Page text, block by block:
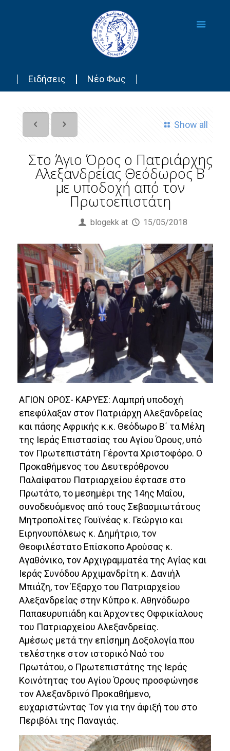
Ειδήσεις Νέο Φως
Show all
Στο Άγιο Όρος ο Πατριάρχης
Αλεξανδρείας Θεόδωρος Β΄
με υποδοχή από τον
Πρωτοεπιστάτη
blogekk at 15/05/2018
ΑΓΙΟΝ ΟΡΟΣ- ΚΑΡΥΕΣ: Λαμπρή υποδοχή
επεφύλαξαν στον Πατριάρχη Αλεξανδρείας
και πάσης Αφρικής κ.κ. Θεόδωρο Β΄ τα Μέλη
της Ιεράς Επιστασίας του Αγίου Όρους, υπό
τον Πρωτεπιστάτη Γέροντα Χριστοφόρο. Ο
Προκαθήμενος του Δευτερόθρονου
Παλαίφατου Πατριαρχείου έφτασε στο
Πρωτάτο, το μεσημέρι της 14ης Μαΐου,
συνοδευόμενος από τους Σεβασμιωτάτους
Μητροπολίτες Γουϊνέας κ. Γεώργιο και
Ειρηνουπόλεως κ. Δημήτριο, τον
Θεοφιλέστατο Επίσκοπο Αρούσας κ.
Αγαθόνικο, τον Αρχιγραμματέα της Αγίας και
Ιεράς Συνόδου Αρχιμανδρίτη κ. Δανιήλ
Μπιάζη, τον Έξαρχο του Πατριαρχείου
Αλεξανδρείας στην Κύπρο κ. Αθηνόδωρο
Παπαευρυπιάδη και Άρχοντες Οφφικίαλους
του Πατριαρχείου Αλεξανδρείας.
Αμέσως μετά την επίσημη Δοξολογία που
τελέστηκε στον ιστορικό Ναό του
Πρωτάτου, ο Πρωτεπιστάτης της Ιεράς
Κοινότητας του Αγίου Όρους προσφώνησε
τον Αλεξανδρινό Προκαθήμενο,
ευχαριστώντας Τον για την άφιξή του στο
Περιβόλι της Παναγιάς.